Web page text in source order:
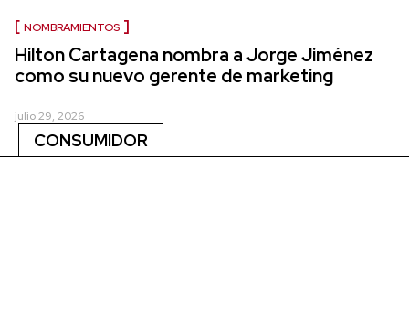
NOMBRAMIENTOS
Hilton Cartagena nombra a Jorge Jiménez
como su nuevo gerente de marketing
julio 29, 2026
CONSUMIDOR